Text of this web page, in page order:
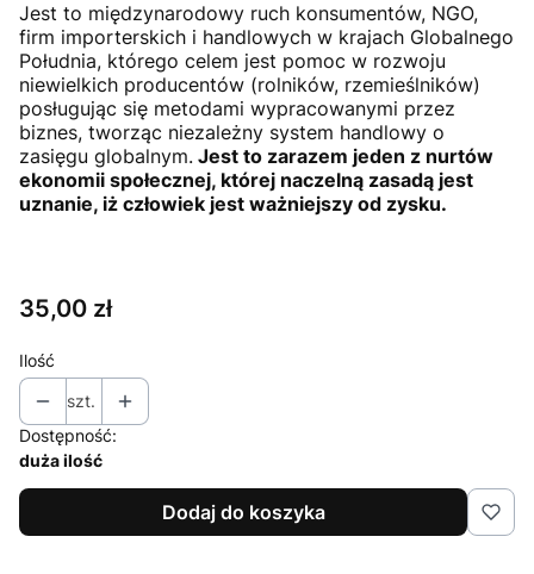
Jest to międzynarodowy ruch konsumentów, NGO,
firm importerskich i handlowych w krajach Globalnego
Południa, którego celem jest pomoc w rozwoju
niewielkich producentów (rolników, rzemieślników)
posługując się metodami wypracowanymi przez
biznes, tworząc niezależny system handlowy o
zasięgu globalnym. Jest to zarazem jeden z nurtów
ekonomii społecznej, której naczelną zasadą jest
uznanie, iż człowiek jest ważniejszy od zysku.
Cena
35,00 zł
Ilość
szt.
Dostępność:
duża ilość
Dodaj do koszyka